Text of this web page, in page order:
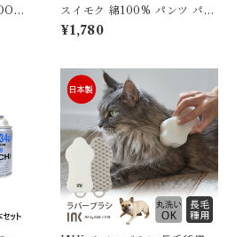
ト
レ
スイモク 綿100% パンツ パジ
ャマ ルームウェア メンズ レデ
ィース コットン 夏 長ズボン
ドット 水玉 ガーゼ 薄手 快適
長パンツ プレゼント5677701
【水沐良品】
¥1,780